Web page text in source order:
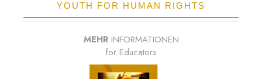
YOUTH FOR HUMAN RIGHTS
MEHR INFORMATIONEN
for Educators